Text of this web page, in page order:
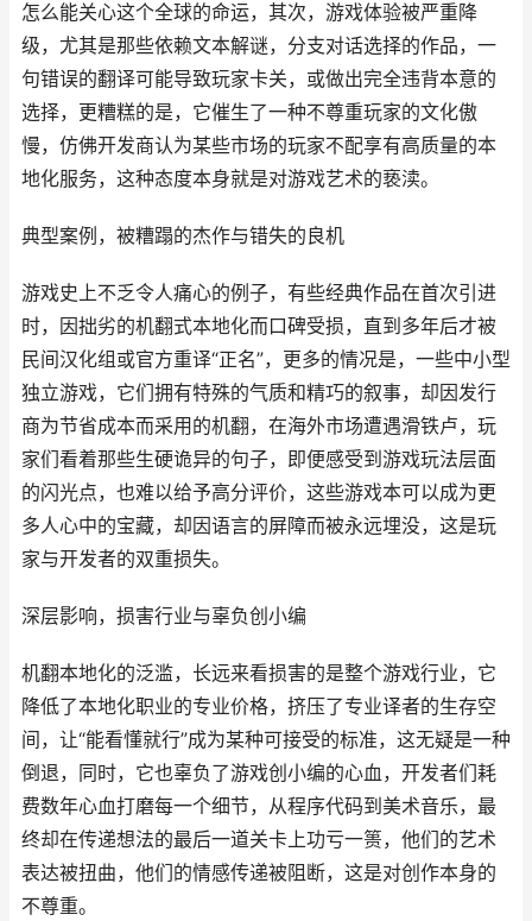
怎么能关心这个全球的命运，其次，游戏体验被严重降
级，尤其是那些依赖文本解谜，分支对话选择的作品，一
句错误的翻译可能导致玩家卡关，或做出完全违背本意的
选择，更糟糕的是，它催生了一种不尊重玩家的文化傲
慢，仿佛开发商认为某些市场的玩家不配享有高质量的本
地化服务，这种态度本身就是对游戏艺术的亵渎。
典型案例，被糟蹋的杰作与错失的良机
游戏史上不乏令人痛心的例子，有些经典作品在首次引进
时，因拙劣的机翻式本地化而口碑受损，直到多年后才被
民间汉化组或官方重译“正名”，更多的情况是，一些中小型
独立游戏，它们拥有特殊的气质和精巧的叙事，却因发行
商为节省成本而采用的机翻，在海外市场遭遇滑铁卢，玩
家们看着那些生硬诡异的句子，即便感受到游戏玩法层面
的闪光点，也难以给予高分评价，这些游戏本可以成为更
多人心中的宝藏，却因语言的屏障而被永远埋没，这是玩
家与开发者的双重损失。
深层影响，损害行业与辜负创小编
机翻本地化的泛滥，长远来看损害的是整个游戏行业，它
降低了本地化职业的专业价格，挤压了专业译者的生存空
间，让“能看懂就行”成为某种可接受的标准，这无疑是一种
倒退，同时，它也辜负了游戏创小编的心血，开发者们耗
费数年心血打磨每一个细节，从程序代码到美术音乐，最
终却在传递想法的最后一道关卡上功亏一篑，他们的艺术
表达被扭曲，他们的情感传递被阻断，这是对创作本身的
不尊重。